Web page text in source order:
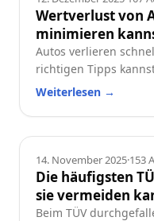
Wertverlust von
minimieren
Autos verlieren
richtigen Tipps
reduzieren. Erfahre,
wertstabil hältst.
Weiterlesen →
Ratgeber
14. November 2025·153
Die häufigsten
sie vermeiden
Beim TÜV